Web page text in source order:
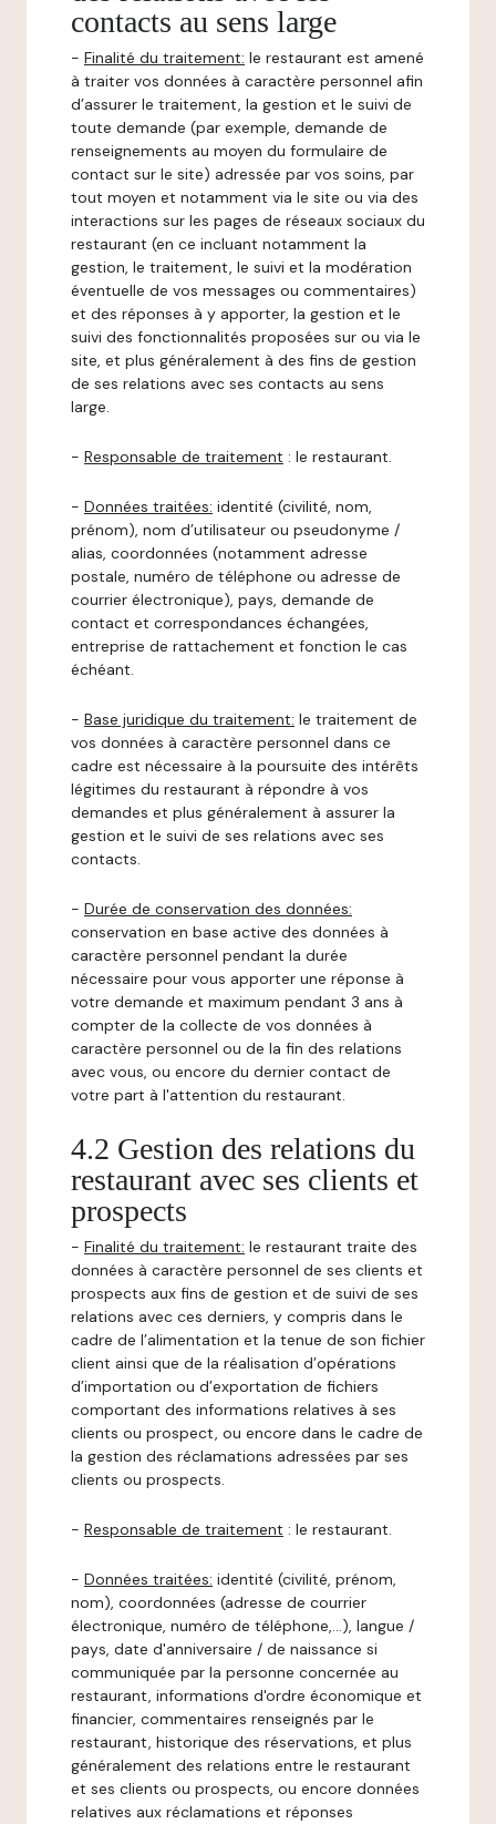
contacts au sens large
- Finalité du traitement: le restaurant est amené
à traiter vos données à caractère personnel afin
d’assurer le traitement, la gestion et le suivi de
toute demande (par exemple, demande de
renseignements au moyen du formulaire de
contact sur le site) adressée par vos soins, par
tout moyen et notamment via le site ou via des
interactions sur les pages de réseaux sociaux du
restaurant (en ce incluant notamment la
gestion, le traitement, le suivi et la modération
éventuelle de vos messages ou commentaires)
et des réponses à y apporter, la gestion et le
suivi des fonctionnalités proposées sur ou via le
site, et plus généralement à des fins de gestion
de ses relations avec ses contacts au sens
large.
- Responsable de traitement : le restaurant.
- Données traitées: identité (civilité, nom,
prénom), nom d’utilisateur ou pseudonyme /
alias, coordonnées (notamment adresse
postale, numéro de téléphone ou adresse de
courrier électronique), pays, demande de
contact et correspondances échangées,
entreprise de rattachement et fonction le cas
échéant.
- Base juridique du traitement: le traitement de
vos données à caractère personnel dans ce
cadre est nécessaire à la poursuite des intérêts
légitimes du restaurant à répondre à vos
demandes et plus généralement à assurer la
gestion et le suivi de ses relations avec ses
contacts.
- Durée de conservation des données:
conservation en base active des données à
caractère personnel pendant la durée
nécessaire pour vous apporter une réponse à
votre demande et maximum pendant 3 ans à
compter de la collecte de vos données à
caractère personnel ou de la fin des relations
avec vous, ou encore du dernier contact de
votre part à l'attention du restaurant.
4.2 Gestion des relations du
restaurant avec ses clients et
prospects
- Finalité du traitement: le restaurant traite des
données à caractère personnel de ses clients et
prospects aux fins de gestion et de suivi de ses
relations avec ces derniers, y compris dans le
cadre de l’alimentation et la tenue de son fichier
client ainsi que de la réalisation d’opérations
d’importation ou d’exportation de fichiers
comportant des informations relatives à ses
clients ou prospect, ou encore dans le cadre de
la gestion des réclamations adressées par ses
clients ou prospects.
- Responsable de traitement : le restaurant.
- Données traitées: identité (civilité, prénom,
nom), coordonnées (adresse de courrier
électronique, numéro de téléphone,…), langue /
pays, date d'anniversaire / de naissance si
communiquée par la personne concernée au
restaurant, informations d'ordre économique et
financier, commentaires renseignés par le
restaurant, historique des réservations, et plus
généralement des relations entre le restaurant
et ses clients ou prospects, ou encore données
relatives aux réclamations et réponses